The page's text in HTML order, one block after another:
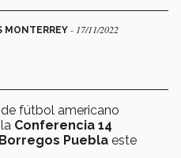
MONTERREY - 17/11/2022
de fútbol americano
Conferencia 14
Borregos Puebla este